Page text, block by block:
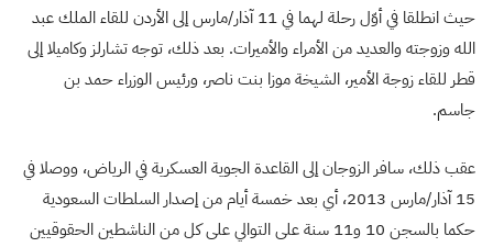
حيث انطلقا في أوّل رحلة لهما في 11 آذار/مارس إلى الأردن للقاء الملك عبد
الله وزوجته والعديد من الأمراء والأميرات. بعد ذلك، توجه تشارلز وكاميلا إلى
قطر للقاء زوجة الأمير، الشيخة موزا بنت ناصر، ورئيس الوزراء حمد بن
جاسم.
عقب ذلك، سافر الزوجان إلى القاعدة الجوية العسكرية في الرياض، ووصلا في
15 آذار/مارس 2013، أي بعد خمسة أيام من إصدار السلطات السعودية
حكما بالسجن 10 و11 سنة على التوالي على كل من الناشطين الحقوقيين